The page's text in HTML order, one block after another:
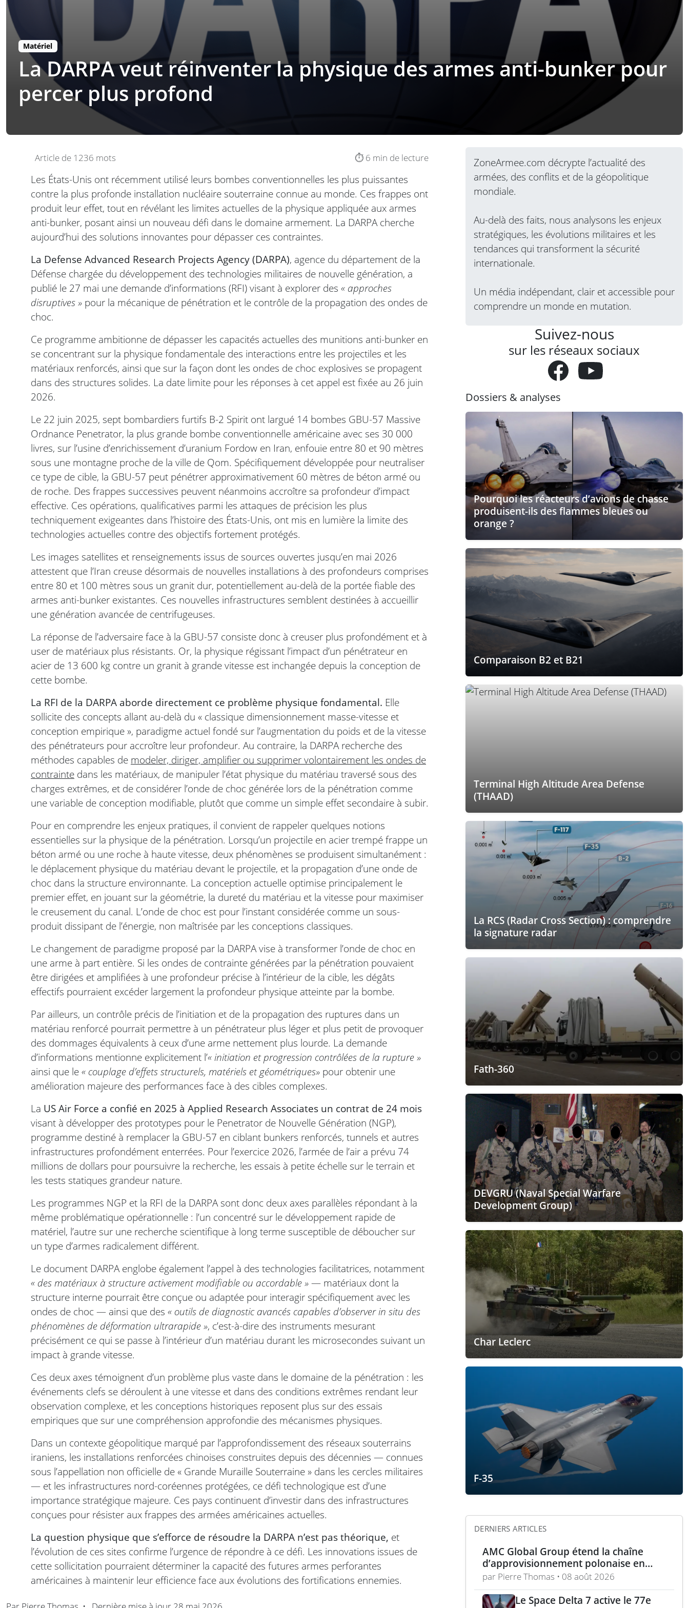
Matériel
La DARPA veut réinventer la physique des armes anti-bunker pour
percer plus profond
Article de 1236 mots ⏱️ 6 min de lecture
Les États-Unis ont récemment utilisé leurs bombes conventionnelles les plus puissantes
contre la plus profonde installation nucléaire souterraine connue au monde. Ces frappes ont
produit leur effet, tout en révélant les limites actuelles de la physique appliquée aux armes
anti-bunker, posant ainsi un nouveau défi dans le domaine armement. La DARPA cherche
aujourd’hui des solutions innovantes pour dépasser ces contraintes.
La Defense Advanced Research Projects Agency (DARPA), agence du département de la
Défense chargée du développement des technologies militaires de nouvelle génération, a
publié le 27 mai une demande d’informations (RFI) visant à explorer des « approches
disruptives » pour la mécanique de pénétration et le contrôle de la propagation des ondes de
choc.
Ce programme ambitionne de dépasser les capacités actuelles des munitions anti-bunker en
se concentrant sur la physique fondamentale des interactions entre les projectiles et les
matériaux renforcés, ainsi que sur la façon dont les ondes de choc explosives se propagent
dans des structures solides. La date limite pour les réponses à cet appel est fixée au 26 juin
2026.
Le 22 juin 2025, sept bombardiers furtifs B-2 Spirit ont largué 14 bombes GBU-57 Massive
Ordnance Penetrator, la plus grande bombe conventionnelle américaine avec ses 30 000
livres, sur l’usine d’enrichissement d’uranium Fordow en Iran, enfouie entre 80 et 90 mètres
sous une montagne proche de la ville de Qom. Spécifiquement développée pour neutraliser
ce type de cible, la GBU-57 peut pénétrer approximativement 60 mètres de béton armé ou
de roche. Des frappes successives peuvent néanmoins accroître sa profondeur d’impact
effective. Ces opérations, qualificatives parmi les attaques de précision les plus
techniquement exigeantes dans l’histoire des États-Unis, ont mis en lumière la limite des
technologies actuelles contre des objectifs fortement protégés.
Les images satellites et renseignements issus de sources ouvertes jusqu’en mai 2026
attestent que l’Iran creuse désormais de nouvelles installations à des profondeurs comprises
entre 80 et 100 mètres sous un granit dur, potentiellement au-delà de la portée fiable des
armes anti-bunker existantes. Ces nouvelles infrastructures semblent destinées à accueillir
une génération avancée de centrifugeuses.
La réponse de l’adversaire face à la GBU-57 consiste donc à creuser plus profondément et à
user de matériaux plus résistants. Or, la physique régissant l’impact d’un pénétrateur en
acier de 13 600 kg contre un granit à grande vitesse est inchangée depuis la conception de
cette bombe.
La RFI de la DARPA aborde directement ce problème physique fondamental. Elle
sollicite des concepts allant au-delà du « classique dimensionnement masse-vitesse et
conception empirique », paradigme actuel fondé sur l’augmentation du poids et de la vitesse
des pénétrateurs pour accroître leur profondeur. Au contraire, la DARPA recherche des
méthodes capables de modeler, diriger, amplifier ou supprimer volontairement les ondes de
contrainte dans les matériaux, de manipuler l’état physique du matériau traversé sous des
charges extrêmes, et de considérer l’onde de choc générée lors de la pénétration comme
une variable de conception modifiable, plutôt que comme un simple effet secondaire à subir.
Pour en comprendre les enjeux pratiques, il convient de rappeler quelques notions
essentielles sur la physique de la pénétration. Lorsqu’un projectile en acier trempé frappe un
béton armé ou une roche à haute vitesse, deux phénomènes se produisent simultanément :
le déplacement physique du matériau devant le projectile, et la propagation d’une onde de
choc dans la structure environnante. La conception actuelle optimise principalement le
premier effet, en jouant sur la géométrie, la dureté du matériau et la vitesse pour maximiser
le creusement du canal. L’onde de choc est pour l’instant considérée comme un sous-
produit dissipant de l’énergie, non maîtrisée par les conceptions classiques.
Le changement de paradigme proposé par la DARPA vise à transformer l’onde de choc en
une arme à part entière. Si les ondes de contrainte générées par la pénétration pouvaient
être dirigées et amplifiées à une profondeur précise à l’intérieur de la cible, les dégâts
effectifs pourraient excéder largement la profondeur physique atteinte par la bombe.
Par ailleurs, un contrôle précis de l’initiation et de la propagation des ruptures dans un
matériau renforcé pourrait permettre à un pénétrateur plus léger et plus petit de provoquer
des dommages équivalents à ceux d’une arme nettement plus lourde. La demande
d’informations mentionne explicitement l’« initiation et progression contrôlées de la rupture »
ainsi que le« couplage d’effets structurels, matériels et géométriques» pour obtenir une
amélioration majeure des performances face à des cibles complexes.
La US Air Force a confié en 2025 à Applied Research Associates un contrat de 24 mois
visant à développer des prototypes pour le Penetrator de Nouvelle Génération (NGP),
programme destiné à remplacer la GBU-57 en ciblant bunkers renforcés, tunnels et autres
infrastructures profondément enterrées. Pour l’exercice 2026, l’armée de l’air a prévu 74
millions de dollars pour poursuivre la recherche, les essais à petite échelle sur le terrain et
les tests statiques grandeur nature.
Les programmes NGP et la RFI de la DARPA sont donc deux axes parallèles répondant à la
même problématique opérationnelle : l’un concentré sur le développement rapide de
matériel, l’autre sur une recherche scientifique à long terme susceptible de déboucher sur
un type d’armes radicalement différent.
Le document DARPA englobe également l’appel à des technologies facilitatrices, notamment
« des matériaux à structure activement modifiable ou accordable »— matériaux dont la
structure interne pourrait être conçue ou adaptée pour interagir spécifiquement avec les
ondes de choc — ainsi que des « outils de diagnostic avancés capables d’observer in situ des
phénomènes de déformation ultrarapide », c’est-à-dire des instruments mesurant
précisément ce qui se passe à l’intérieur d’un matériau durant les microsecondes suivant un
impact à grande vitesse.
Ces deux axes témoignent d’un problème plus vaste dans le domaine de la pénétration : les
événements clefs se déroulent à une vitesse et dans des conditions extrêmes rendant leur
observation complexe, et les conceptions historiques reposent plus sur des essais
empiriques que sur une compréhension approfondie des mécanismes physiques.
Dans un contexte géopolitique marqué par l’approfondissement des réseaux souterrains
iraniens, les installations renforcées chinoises construites depuis des décennies — connues
sous l’appellation non officielle de « Grande Muraille Souterraine » dans les cercles militaires
— et les infrastructures nord-coréennes protégées, ce défi technologique est d’une
importance stratégique majeure. Ces pays continuent d’investir dans des infrastructures
conçues pour résister aux frappes des armées américaines actuelles.
La question physique que s’efforce de résoudre la DARPA n’est pas théorique, et
l’évolution de ces sites confirme l’urgence de répondre à ce défi. Les innovations issues de
cette sollicitation pourraient déterminer la capacité des futures armes perforantes
américaines à maintenir leur efficience face aux évolutions des fortifications ennemies.
ZoneArmee.com décrypte l’actualité des
armées, des conflits et de la géopolitique
mondiale.
Au-delà des faits, nous analysons les enjeux
stratégiques, les évolutions militaires et les
tendances qui transforment la sécurité
internationale.
Un média indépendant, clair et accessible pour
comprendre un monde en mutation.
Suivez-nous
sur les réseaux sociaux
Dossiers & analyses
Pourquoi les réacteurs d’avions de chasse
produisent-ils des flammes bleues ou
orange ?
Comparaison B2 et B21
Terminal High Altitude Area Defense
(THAAD)
La RCS (Radar Cross Section) : comprendre
la signature radar
Fath-360
DEVGRU (Naval Special Warfare
Development Group)
Char Leclerc
F-35
DERNIERS ARTICLES
AMC Global Group étend la chaîne
d’approvisionnement polonaise en
munitions de 155 mm
par Pierre Thomas • 08 août 2026
Le Space Delta 7 active le 77e